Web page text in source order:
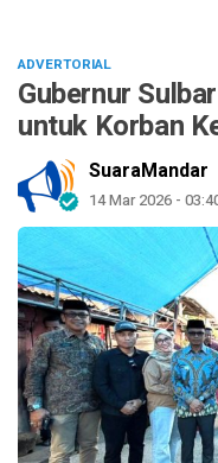
ADVERTORIAL
Gubernur
untuk Korban
SuaraMandar
14 Mar 2026 -